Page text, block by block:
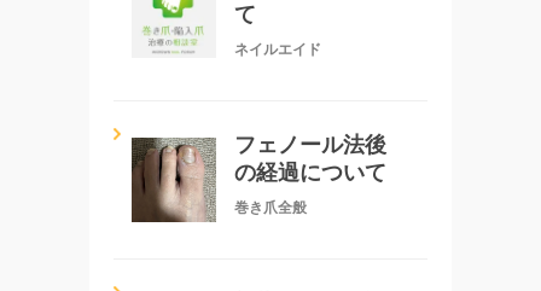
て
ネイルエイド
フェノール法後
の経過について
巻き爪全般